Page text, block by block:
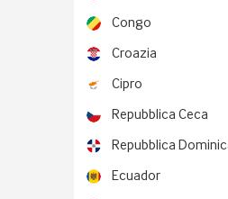
Congo
Croazia
Cipro
Repubblica Ceca
Repubblica
Ecuador